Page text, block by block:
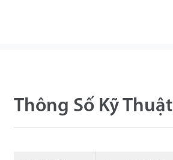
Thông Số Kỹ Thuật